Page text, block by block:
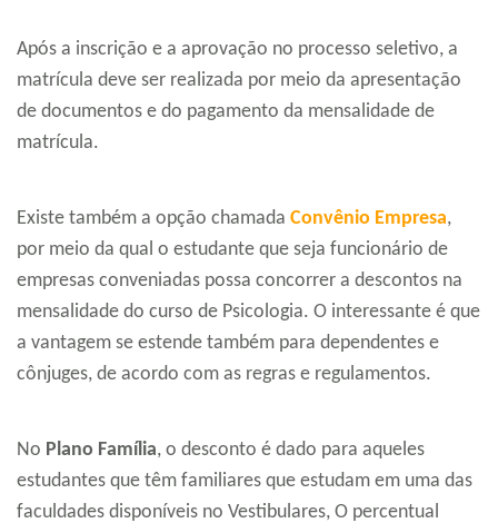
Após a inscrição e a aprovação no processo seletivo, a
matrícula deve ser realizada por meio da apresentação
de documentos e do pagamento da mensalidade de
matrícula.
Existe também a opção chamada Convênio Empresa,
por meio da qual o estudante que seja funcionário de
empresas conveniadas possa concorrer a descontos na
mensalidade do curso de Psicologia. O interessante é que
a vantagem se estende também para dependentes e
cônjuges, de acordo com as regras e regulamentos.
No Plano Família, o desconto é dado para aqueles
estudantes que têm familiares que estudam em uma das
faculdades disponíveis no Vestibulares, O percentual